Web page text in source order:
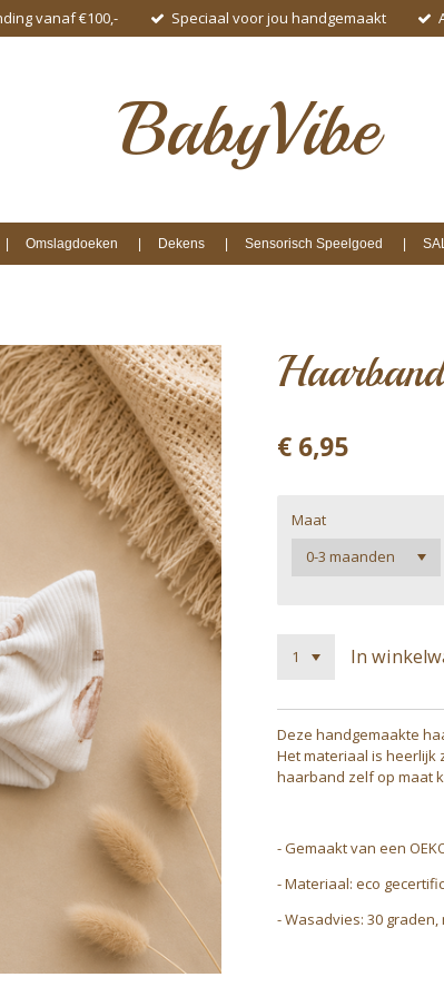
vanaf €100,- Speciaal voor jou handgemaakt
BabyVibe
Omslagdoeken Dekens Sensorisch Speelgoed
€ 6,95
Maat
In
Deze handgemaakte
Het materiaal is heerlijk
haarband zelf op maat
- Gemaakt van een
- Materiaal: eco
- Wasadvies: 30